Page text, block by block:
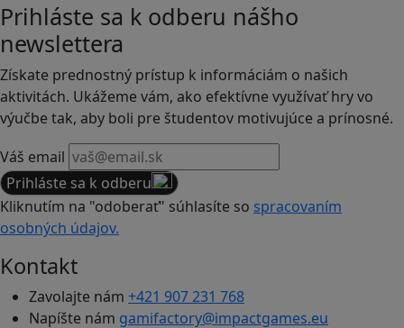
Prihláste sa k odberu nášho
newslettera
Získate prednostný prístup k informáciám o našich
aktivitách. Ukážeme vám, ako efektívne využívať hry vo
výučbe tak, aby boli pre študentov motivujúce a prínosné.
Váš email
Prihláste sa k odberu
Kliknutím na "odoberať" súhlasíte so spracovaním
osobných údajov.
Kontakt
Zavolajte nám +421 907 231 768
Napíšte nám gamifactory@impactgames.eu